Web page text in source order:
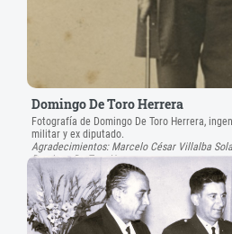
Domingo De Toro Herrera
Fotografía de Domingo De Toro Herrera,
militar y ex diputado.
Agradecimientos: Marcelo César Villalba
Domingo De Toro Herrera.